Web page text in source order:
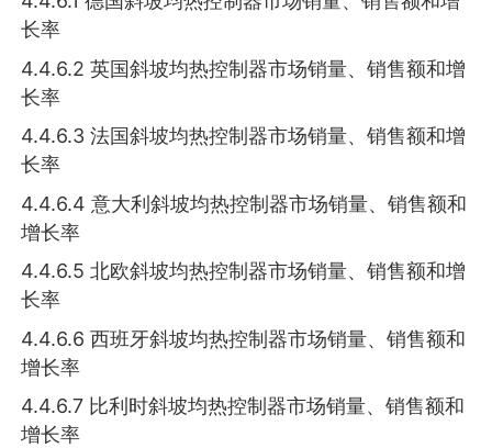
长率
4.4.6.2 英国斜坡均热控制器市场销量、销售额和增
长率
4.4.6.3 法国斜坡均热控制器市场销量、销售额和增
长率
4.4.6.4 意大利斜坡均热控制器市场销量、销售额和
增长率
4.4.6.5 北欧斜坡均热控制器市场销量、销售额和增
长率
4.4.6.6 西班牙斜坡均热控制器市场销量、销售额和
增长率
4.4.6.7 比利时斜坡均热控制器市场销量、销售额和
增长率